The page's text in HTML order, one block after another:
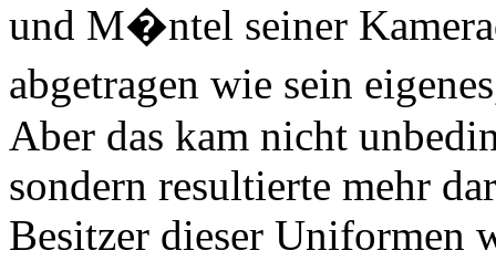
und M�ntel seiner
abgetragen wie sein
Aber das kam nicht
sondern resultierte mehr
Besitzer dieser Uniformen